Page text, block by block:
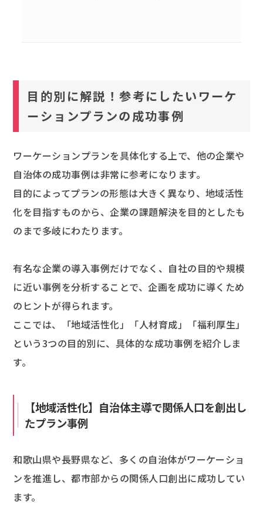
目的別に解説！参考にしたいワーケ
ーションプランの成功事例
ワーケーションプランを具体化する上で、他の企業や
自治体の成功事例は非常に参考になります。
目的によってプランの形態は大きく異なり、地域活性
化を目指すものから、企業の課題解決を目的としたも
のまで多岐にわたります。
有名な企業の導入事例だけでなく、自社の目的や規模
に近い事例を分析することで、企画を成功に導くため
のヒントが得られます。
ここでは、「地域活性化」「人材育成」「福利厚生」
という3つの目的別に、具体的な成功事例を紹介しま
す。
【地域活性化】自治体主導で関係人口を創出し
たプラン事例
和歌山県や長野県など、多くの自治体がワーケーショ
ンを推進し、都市部からの関係人口創出に成功してい
ます。